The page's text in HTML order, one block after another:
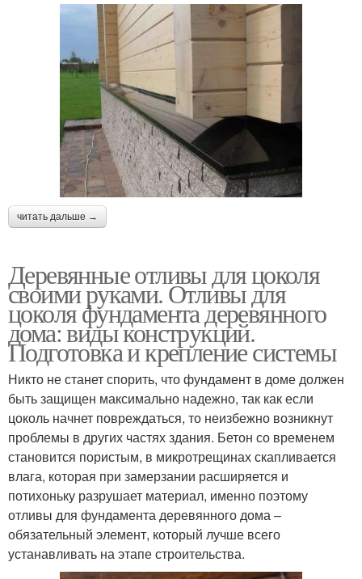
читать дальше →
Деревянные отливы для цоколя
своими руками. Отливы для
цоколя фундамента деревянного
дома: виды конструкций.
Подготовка и крепление системы
Никто не станет спорить, что фундамент в доме должен
быть защищен максимально надежно, так как если
цоколь начнет повреждаться, то неизбежно возникнут
проблемы в других частях здания. Бетон со временем
становится пористым, в микротрещинах скапливается
влага, которая при замерзании расширяется и
потихоньку разрушает материал, именно поэтому
отливы для фундамента деревянного дома –
обязательный элемент, который лучше всего
устанавливать на этапе строительства.